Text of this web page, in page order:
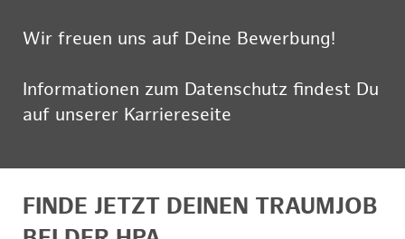
Wir freuen uns auf Deine Bewerbung!
Informationen zum Datenschutz findest Du
auf unserer Karriereseite
FINDE JETZT DEINEN TRAUMJOB